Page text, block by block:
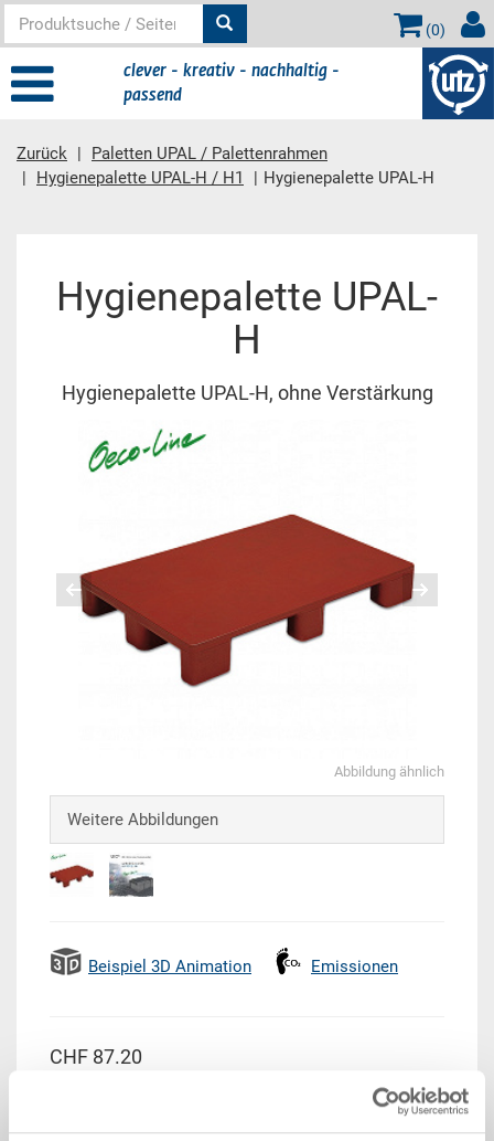
(0)
clever - kreativ - nachhaltig -
passend
Zurück
Paletten UPAL / Palettenrahmen
Hygienepalette UPAL-H / H1
Hygienepalette UPAL-H
Hygienepalette UPAL-
H
Hygienepalette UPAL-H, ohne Verstärkung
Abbildung ähnlich
Weitere Abbildungen
Beispiel 3D Animation Emissionen
CHF 87.20
Versandkosten